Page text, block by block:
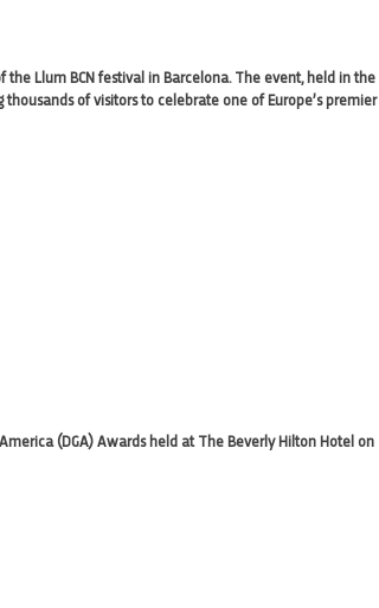
the Llum BCN festival in Barcelona. The event, held in the
of visitors to celebrate one of Europe’s premier
(DGA) Awards held at The Beverly Hilton Hotel on